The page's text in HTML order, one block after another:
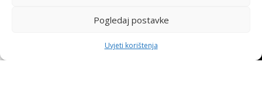
Pogledaj postavke
Uvjeti korištenja
Zaštita osobnih podataka
Platforma za online rješavanje sporova